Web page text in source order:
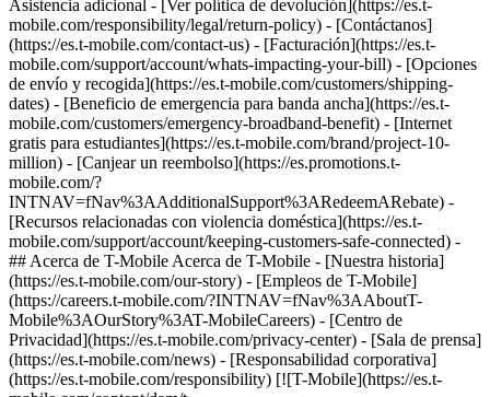
Asistencia adicional - [Ver política de devolución](https://es.t-
mobile.com/responsibility/legal/return-policy) - [Contáctanos]
(https://es.t-mobile.com/contact-us) - [Facturación](https://es.t-
mobile.com/support/account/whats-impacting-your-bill) - [Opciones
de envío y recogida](https://es.t-mobile.com/customers/shipping-
dates) - [Beneficio de emergencia para banda ancha](https://es.t-
mobile.com/customers/emergency-broadband-benefit) - [Internet
gratis para estudiantes](https://es.t-mobile.com/brand/project-10-
million) - [Canjear un reembolso](https://es.promotions.t-
mobile.com/?
INTNAV=fNav%3AAdditionalSupport%3ARedeemARebate) -
[Recursos relacionadas con violencia doméstica](https://es.t-
mobile.com/support/account/keeping-customers-safe-connected) -
## Acerca de T-Mobile Acerca de T-Mobile - [Nuestra historia]
(https://es.t-mobile.com/our-story) - [Empleos de T-Mobile]
(https://careers.t-mobile.com/?INTNAV=fNav%3AAboutT-
Mobile%3AOurStory%3AT-MobileCareers) - [Centro de
Privacidad](https://es.t-mobile.com/privacy-center) - [Sala de prensa]
(https://es.t-mobile.com/news) - [Responsabilidad corporativa]
(https://es.t-mobile.com/responsibility) [![T-Mobile](https://es.t-